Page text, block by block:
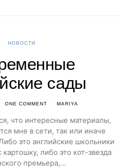
НОВОСТИ
сады
ONE COMMENT MARIYA
что интересные материалы,
мне в сети, так или иначе
это английские школьники
либо это кот-звезда
премьера,…